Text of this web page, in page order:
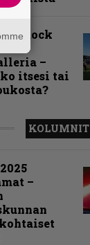
Rock
–
itsesi tai
KOLUMNIT
–